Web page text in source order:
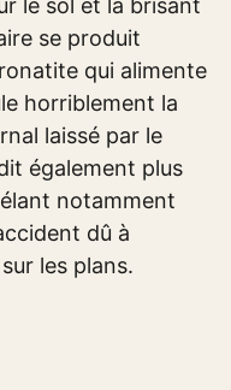
le sol et la brisant
se produit
qui alimente
horriblement la
laissé par le
également plus
notamment
dû à
les plans.